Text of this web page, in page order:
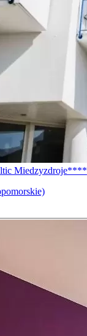
Miedzyzdroje****